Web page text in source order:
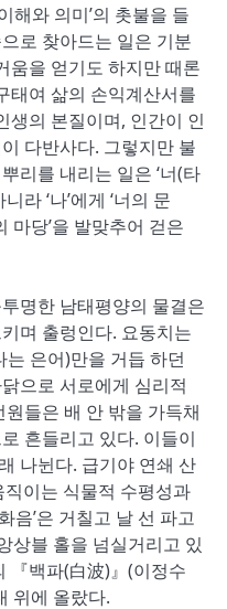
해와 의미’의 촛불을 들
로 찾아드는 일은 기분
움을 얻기도 하지만 때론
태여 삶의 손익계산서를
생의 본질이며, 인간이 인
다반사다. 그렇지만 불
리를 내리는 일은 ‘너(타
라 ‘나’에게 ‘너의 문
마당’을 발맞추어 걷은
명한 남태평양의 물결은
며 출렁인다. 요동치는
은어)만을 거듭 하던
으로 서로에게 심리적
들은 배 안 밖을 가득채
흔들리고 있다. 이들이
나뉜다. 급기야 연쇄 산
직이는 식물적 수평성과
음’은 거칠고 날 선 파고
상블 홀을 넘실거리고 있
『백파(白波)』(이정수
위에 올랐다.